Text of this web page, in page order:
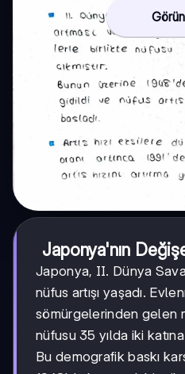
Japonya'nın
Japonya, II. Dünya
nüfus artışı yaşadı.
sömürgelerinden gelen
nüfusu 35 yılda iki katına
Bu demografik baskı